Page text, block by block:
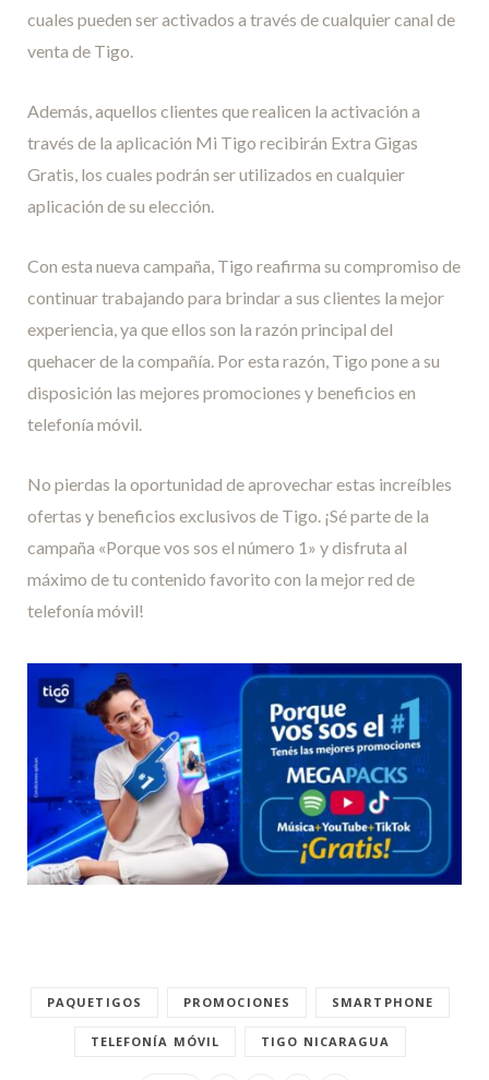
cuales pueden ser activados a través de cualquier canal de
venta de Tigo.
Además, aquellos clientes que realicen la activación a
través de la aplicación Mi Tigo recibirán Extra Gigas
Gratis, los cuales podrán ser utilizados en cualquier
aplicación de su elección.
Con esta nueva campaña, Tigo reafirma su compromiso de
continuar trabajando para brindar a sus clientes la mejor
experiencia, ya que ellos son la razón principal del
quehacer de la compañía. Por esta razón, Tigo pone a su
disposición las mejores promociones y beneficios en
telefonía móvil.
No pierdas la oportunidad de aprovechar estas increíbles
ofertas y beneficios exclusivos de Tigo. ¡Sé parte de la
campaña «Porque vos sos el número 1» y disfruta al
máximo de tu contenido favorito con la mejor red de
telefonía móvil!
PAQUETIGOS PROMOCIONES SMARTPHONE
TELEFONÍA MÓVIL TIGO NICARAGUA